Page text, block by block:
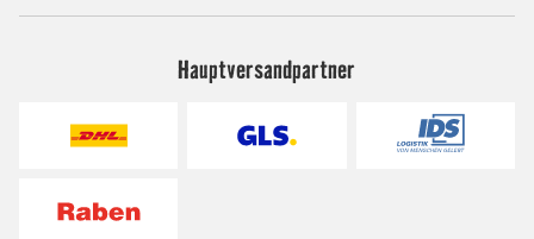
Hauptversandpartner